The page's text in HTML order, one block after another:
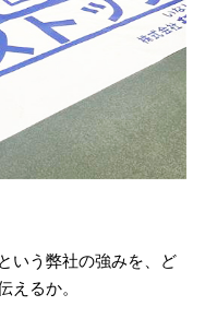
いう弊社の強みを、ど
えるか。